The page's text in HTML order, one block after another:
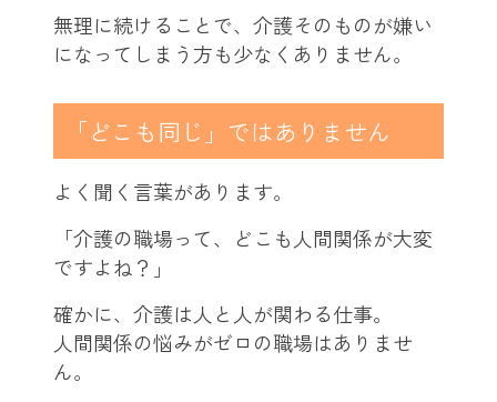
無理に続けることで、介護そのものが嫌い
になってしまう方も少なくありません。
「どこも同じ」ではありません
よく聞く言葉があります。
「介護の職場って、どこも人間関係が大変
ですよね？」
確かに、介護は人と人が関わる仕事。
人間関係の悩みがゼロの職場はありませ
ん。